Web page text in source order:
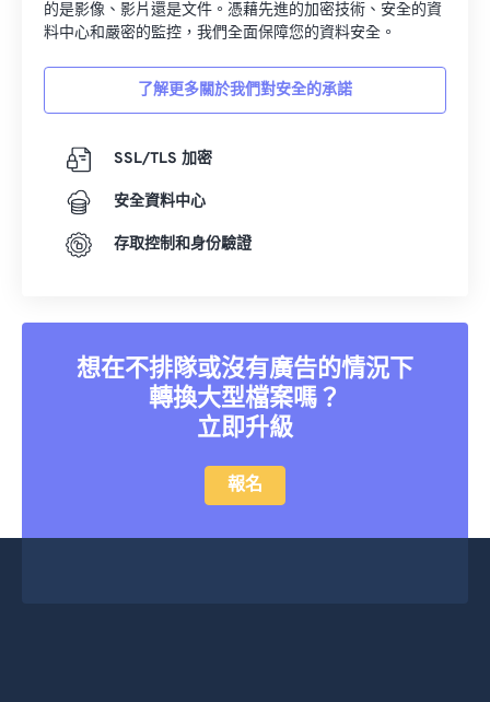
的是影像、影片還是文件。憑藉先進的加密技術、安全的資
料中心和嚴密的監控，我們全面保障您的資料安全。
了解更多關於我們對安全的承諾
SSL/TLS 加密
安全資料中心
存取控制和身份驗證
想在不排隊或沒有廣告的情況下
轉換大型檔案嗎？
立即升級
報名